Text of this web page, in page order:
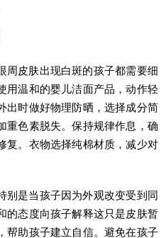
周皮肤出现白斑的孩子都需要细
用温和的婴儿洁面产品，动作轻
出时做好物理防晒，选择成分简
重色素脱失。保持规律作息，确
复。衣物选择纯棉材质，减少对
别是当孩子因为外观改变受到同
的态度向孩子解释这只是皮肤暂
帮助孩子建立自信。避免在孩子